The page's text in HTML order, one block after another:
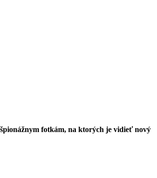
fotkám, na ktorých je vidieť nový